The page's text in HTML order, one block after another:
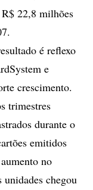
22,8 milhões
é reflexo
e
crescimento.
trimestres
durante o
emitidos
no
unidades chegou